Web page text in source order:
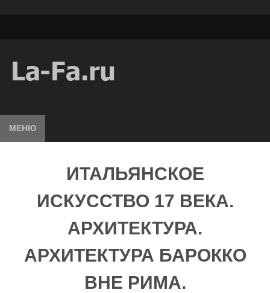
МЕНЮ
ИТАЛЬЯНСКОЕ
ИСКУССТВО 17 ВЕКА.
АРХИТЕКТУРА.
АРХИТЕКТУРА БАРОККО
ВНЕ РИМА.